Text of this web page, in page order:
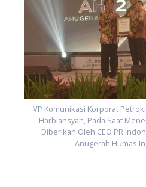
VP Komunikasi Korporat
Harbiansyah, Pada Saat
Diberikan Oleh CEO PR
Anugerah Humas